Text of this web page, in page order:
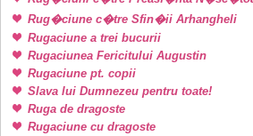
Rug�ciune c�tre Sfin�ii Arhangheli
Rugaciune a trei bucurii
Rugaciunea Fericitului Augustin
Rugaciune pt. copii
Slava lui Dumnezeu pentru toate!
Ruga de dragoste
Rugaciune cu dragoste